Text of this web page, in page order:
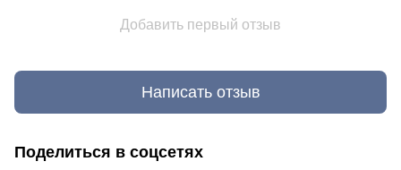
Добавить первый отзыв
Написать отзыв
Поделиться в соцсетях